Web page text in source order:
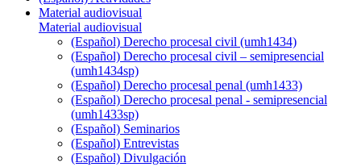
Material audiovisual
Material audiovisual
(Español) Derecho procesal civil (umh1434)
(Español) Derecho procesal civil – semipresencial
(umh1434sp)
(Español) Derecho procesal penal (umh1433)
(Español) Derecho procesal penal - semipresencial
(umh1433sp)
(Español) Seminarios
(Español) Entrevistas
(Español) Divulgación